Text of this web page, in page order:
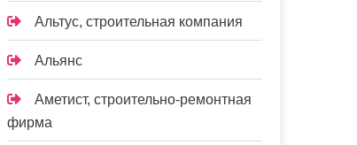
Альтус, строительная компания
Альянс
Аметист, строительно-ремонтная
фирма